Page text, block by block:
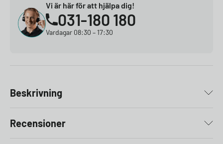
Vi är här för att hjälpa dig!
031-180 180
Vardagar 08:30 – 17:30
Beskrivning
Recensioner